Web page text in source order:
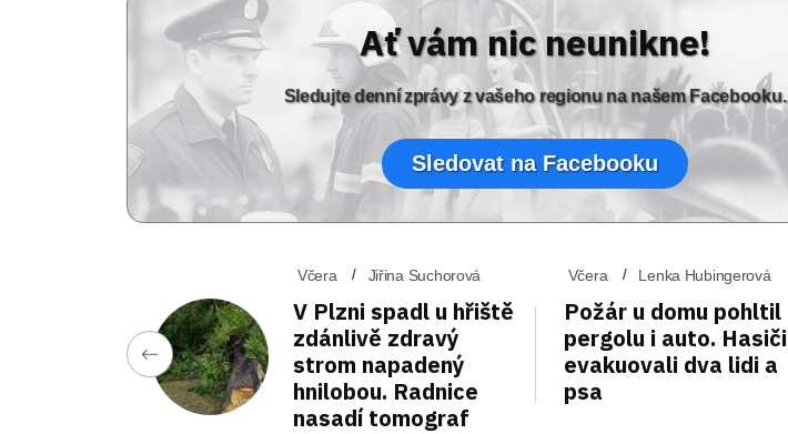
Ať vám nic neunikne!
Sledujte denní zprávy z vašeho regionu na našem Facebooku.
Sledovat na Facebooku
Včera Jiřina Suchorová
V Plzni spadl u hřiště
zdánlivě zdravý
strom napadený
hnilobou. Radnice
nasadí tomograf
Včera Lenka Hubingerová
Požár u domu pohltil
pergolu i auto. Hasiči
evakuovali dva lidi a
psa